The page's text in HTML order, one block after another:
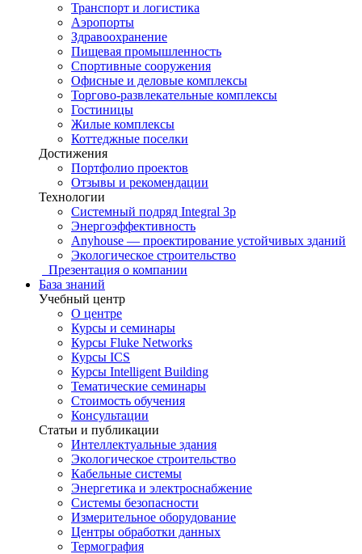
Транспорт и логистика
Аэропорты
Здравоохранение
Пищевая промышленность
Спортивные сооружения
Офисные и деловые комплексы
Торгово-развлекательные комплексы
Гостиницы
Жилые комплексы
Коттеджные поселки
Достижения
Портфолио проектов
Отзывы и рекомендации
Технологии
Системный подряд Integral 3p
Энергоэффективность
Anyhouse — проектирование устойчивых зданий
Экологическое строительство
Презентация о компании
База знаний
Учебный центр
О центре
Курсы и семинары
Курсы Fluke Networks
Курсы ICS
Курсы Intelligent Building
Тематические семинары
Стоимость обучения
Консультации
Статьи и публикации
Интеллектуальные здания
Экологическое строительство
Кабельные системы
Энергетика и электроснабжение
Системы безопасности
Измерительное оборудование
Центры обработки данных
Термография